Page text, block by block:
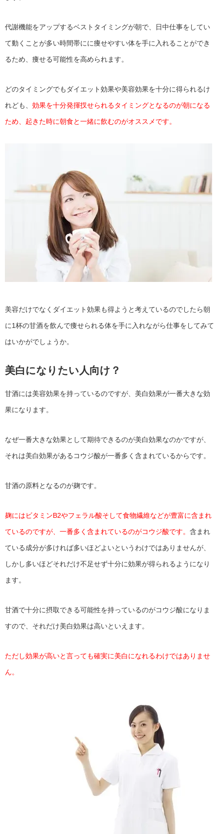
代謝機能をアップするベストタイミングが朝で、日中仕事をしてい
て動くことが多い時間帯にに痩せやすい体を手に入れることができ
るため、痩せる可能性を高められます。
どのタイミングでもダイエット効果や美容効果を十分に得られるけ
れども、 効果を十分発揮扠せられるタイミングとなるのが朝になる
ため、起きた時に朝食と一緒に飲むのがオススメです。
美容だけでなくダイエット効果も得ようと考えているのでしたら朝
に1杯の甘酒を飲んで痩せられる体を手に入れながら仕事をしてみて
はいかがでしょうか。
美白になりたい人向け？
甘酒には美容効果を持っているのですが、美白効果が一番大きな効
果になります。
なぜ一番大きな効果として期待できるのが美白効果なのかですが、
それは美白効果があるコウジ酸が一番多く含まれているからです。
甘酒の原料となるのが麹です。
麹にはビタミンB2やフェラル酸そして食物繊維などが豊富に含まれ
ているのですが、一番多く含まれているのがコウジ酸です。 含まれ
ている成分が多ければ多いほどよいというわけではありませんが、
しかし多いほどそれだけ不足せず十分に効果が得られるようになり
ます。
甘酒で十分に摂取できる可能性を持っているのがコウジ酸になりま
すので、それだけ美白効果は高いといえます。
ただし効果が高いと言っても確実に美白になれるわけではありませ
ん。